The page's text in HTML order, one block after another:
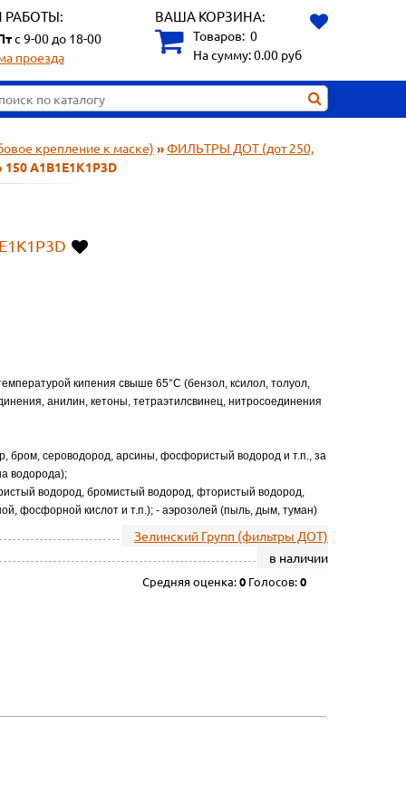
РАБОТЫ:
с 9-00 до 18-00
проезда
ВАША КОРЗИНА:
Товаров: 0
На сумму:0.00 руб
крепление к маске) »ФИЛЬТРЫ ДОТ (дот 250,
А1В1Е1К1Р3D
кипения cвыше 65°С (бензол, ксилол, толуол,
анилин, кетоны, тетраэтилсвинец, нитросоединения
бром, сероводород, арсины, фосфористый водород и т.п., за
водорода);
водород, бромистый водород, фтористый водород,
фосфорной кислот и т.п.); - аэрозолей (пыль, дым, туман)
Зелинский Групп (фильтры ДОТ)
в наличии
Средняя оценка:0 Голосов:0